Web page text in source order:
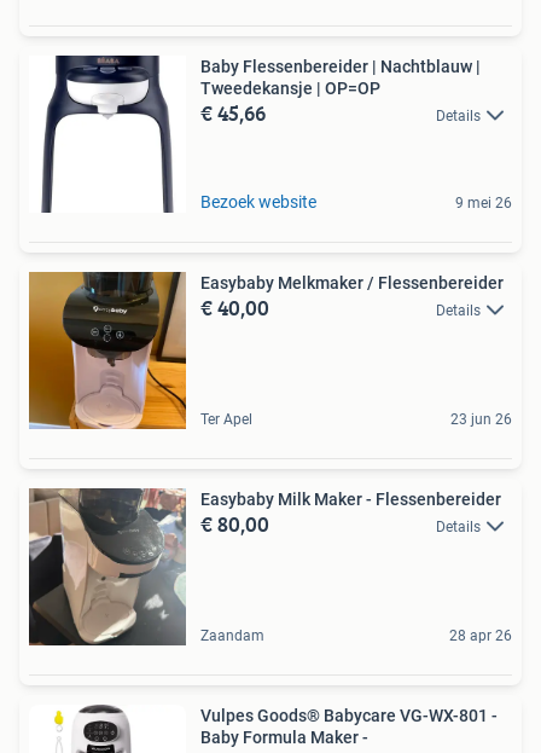
Baby Flessenbereider | Nachtblauw |
Tweedekansje | OP=OP
€ 45,66 Details
Bezoek website 9 mei 26
Easybaby Melkmaker / Flessenbereider
€ 40,00 Details
Ter Apel 23 jun 26
Easybaby Milk Maker - Flessenbereider
€ 80,00 Details
Zaandam 28 apr 26
Vulpes Goods® Babycare VG-WX-801 -
Baby Formula Maker -